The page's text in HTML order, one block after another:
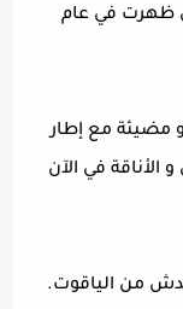
ظهرت في عام
مضيئة مع إطار
الأناقة في الآن
من الياقوت.